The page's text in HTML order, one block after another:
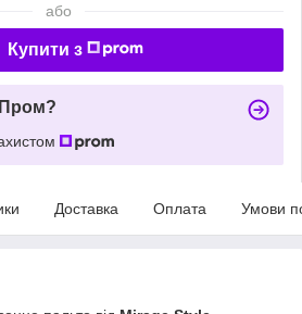
або
Купити з
Пром?
Доставка Оплата Умови